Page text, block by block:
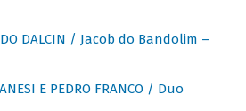
DALCIN / Jacob do Bandolim –
E PEDRO FRANCO / Duo